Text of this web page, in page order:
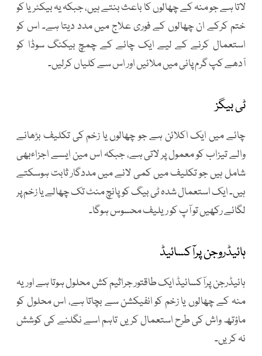
لاتا ہے جو منہ کے چھالوں کا باعث بنتے ہیں، جبکہ یہ بیکٹریا کو
ختم کرکے ان چھالوں کے فوری علاج میں مدد دیتا ہے۔ اس کو
استعمال کرنے کے لیے ایک چائے کے چمچ بیکنگ سوڈا کو
آدھے کپ گرم پانی میں ملائیں اور اس سے کلیاں کرلیں۔
ٹی بیگز
چائے میں ایک اکلائن ہے جو چھالوں یا زخم کی تکلیف بڑھانے
والے تیزاب کو معمول پر لاتی ہے، جبکہ اس مین ایسے اجزاءبھی
شامل ہیں جو تکلیف میں کمی لانے میں مددگار ثابت ہوسکتے
ہیں۔ ایک استعمال شدہ ٹی بیگ کو پانچ منٹ تک چھالے یا زخم پر
لگائے رکھیں تو آپ کو ریلیف محسوس ہوگا۔
ہائیڈروجن پرآکسائیڈ
ہائیڈرجن پرآکسائیڈ ایک طاقتور جراثیم کش محلول ہوتا ہے اور یہ
منہ کے چھالوں یا زخم کو انفیکشن سے بچاتا ہے، اس محلول کو
ماؤتھ واش کی طرح استعمال کریں تاہم اسے نگلنے کی کوشش
نہ کریں۔